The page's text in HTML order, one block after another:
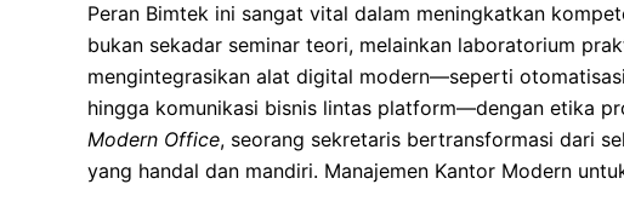
Peran Bimtek ini sangat vital dalam meningkatkan
bukan sekadar seminar teori, melainkan laboratorium
mengintegrasikan alat digital modern—seperti
hingga komunikasi bisnis lintas platform—dengan etika
Modern Office, seorang sekretaris bertransformasi dari
yang handal dan mandiri. Manajemen Kantor Modern